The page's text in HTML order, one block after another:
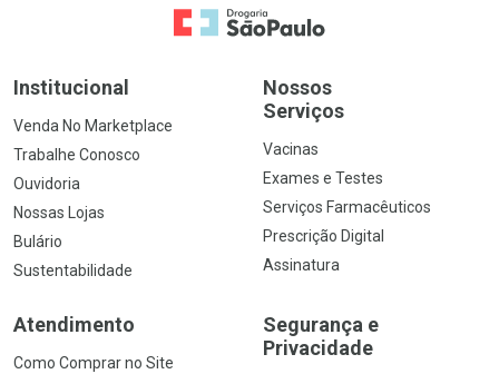
Ir para a Home
Institucional
Venda No Marketplace
Trabalhe Conosco
Ouvidoria
Nossas Lojas
Bulário
Sustentabilidade
Nossos
Serviços
Vacinas
Exames e Testes
Serviços Farmacêuticos
Prescrição Digital
Assinatura
Atendimento
Como Comprar no Site
Segurança e
Privacidade